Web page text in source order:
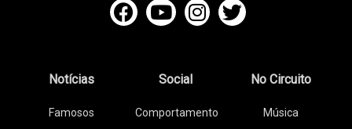
Notícias
Famosos
Social
Comportamento
No Circuito
Música